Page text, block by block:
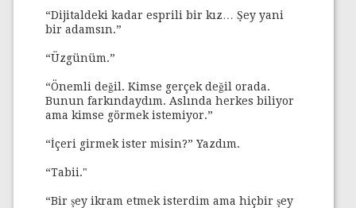
“Dijitaldeki kadar esprili bir kız… Şey yani
bir adamsın.”
“Üzgünüm.”
“Önemli değil. Kimse gerçek değil orada.
Bunun farkındaydım. Aslında herkes biliyor
ama kimse görmek istemiyor.”
“İçeri girmek ister misin?” Yazdım.
“Tabii."
“Bir şey ikram etmek isterdim ama hiçbir şey